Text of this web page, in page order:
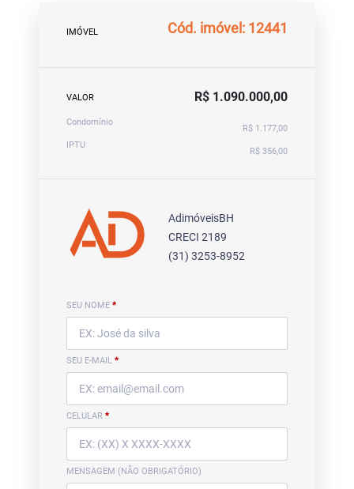
IMÓVEL Cód. imóvel: 12441
VALOR R$ 1.090.000,00
Condomínio
R$ 1.177,00
IPTU
R$ 356,00
AdimóveisBH
CRECI 2189
(31) 3253-8952
SEU NOME *
SEU E-MAIL *
CELULAR *
MENSAGEM (NÃO OBRIGATÓRIO)